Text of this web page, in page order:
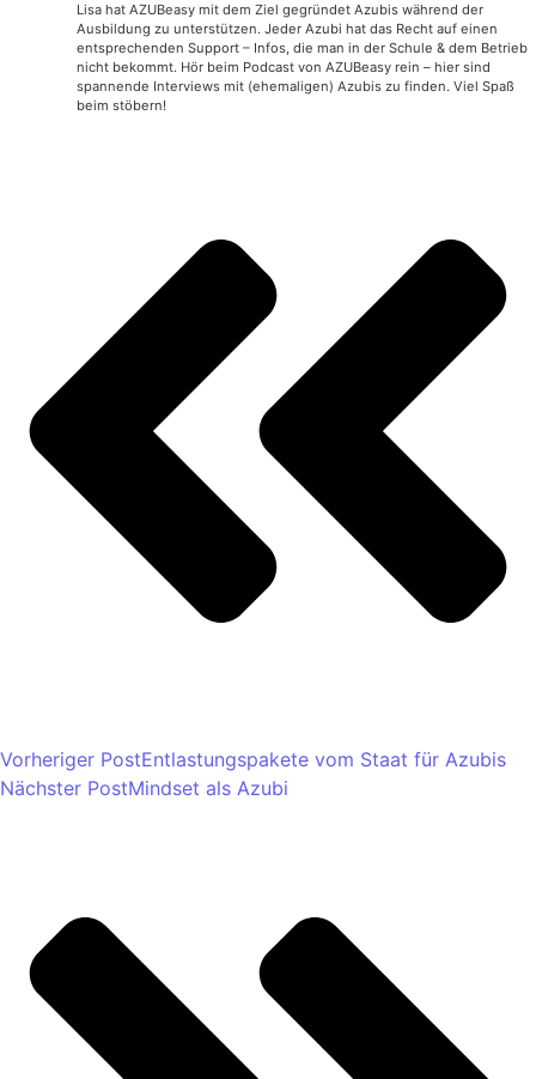
Lisa hat AZUBeasy mit dem Ziel gegründet Azubis während der
Ausbildung zu unterstützen. Jeder Azubi hat das Recht auf einen
entsprechenden Support – Infos, die man in der Schule & dem Betrieb
nicht bekommt. Hör beim Podcast von AZUBeasy rein – hier sind
spannende Interviews mit (ehemaligen) Azubis zu finden. Viel Spaß
beim stöbern!
Vorheriger PostEntlastungspakete vom Staat für Azubis
Nächster PostMindset als Azubi